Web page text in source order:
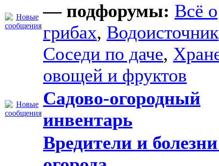
— подфорумы: Всё о
грибах, Водоисточник
Соседи по даче,
овощей и фруктов
Садово-огородный
инвентарь
Вредители и